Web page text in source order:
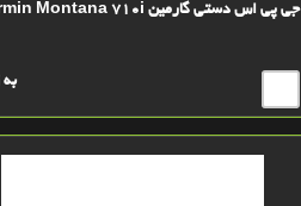
جی پی اس دستی گارمین Garmin Montana 710i